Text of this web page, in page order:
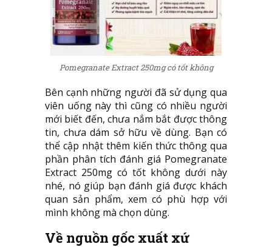
Pomegranate Extract 250mg có tốt không
Bên cạnh những người đã sử dụng qua
viên uống này thì cũng có nhiều người
mới biết đến, chưa nắm bắt được thông
tin, chưa dám sở hữu về dùng. Bạn có
thể cập nhật thêm kiến thức thông qua
phần phân tích đánh giá Pomegranate
Extract 250mg có tốt không dưới này
nhé, nó giúp bạn đánh giá được khách
quan sản phẩm, xem có phù hợp với
mình không mà chọn dùng.
Về nguồn gốc xuất xứ